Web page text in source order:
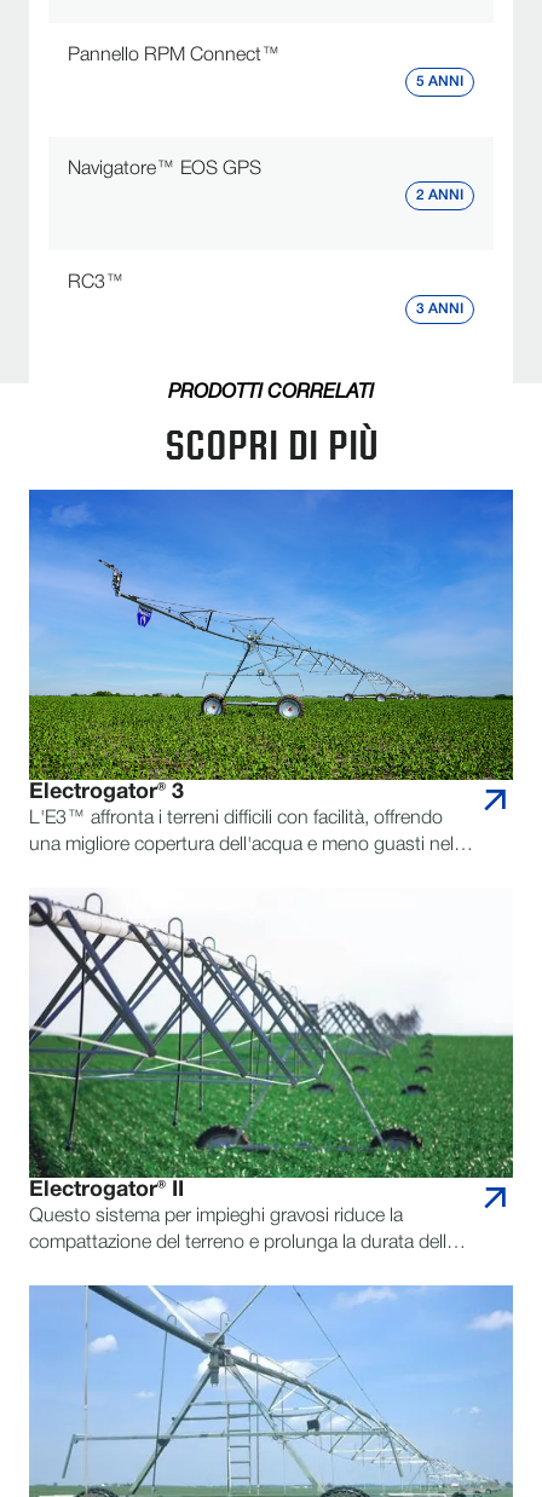
Pannello RPM Connect™
5 ANNI
Navigatore™ EOS GPS
2 ANNI
RC3™
3 ANNI
PRODOTTI CORRELATI
SCOPRI DI PIÙ
Electrogator® 3
L'E3™ affronta i terreni difficili con facilità, offrendo
una migliore copertura dell'acqua e meno guasti nel
Electrogator® II
Questo sistema per impieghi gravosi riduce la
compattazione del terreno e prolunga la durata delle